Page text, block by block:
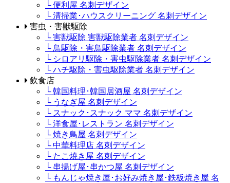
└ 便利屋 名刺デザイン
└ 清掃業･ハウスクリーニング 名刺デザイン
害虫・害獣駆除
└ 害獣駆除 害獣駆除業者 名刺デザイン
└ 鳥駆除・害鳥駆除業者 名刺デザイン
└ シロアリ駆除・害虫駆除業者 名刺デザイン
└ ハチ駆除・害虫駆除業者 名刺デザイン
飲食店
└ 韓国料理･韓国居酒屋 名刺デザイン
└ うなぎ屋 名刺デザイン
└ スナック･スナック ママ 名刺デザイン
└ 洋食屋･レストラン 名刺デザイン
└ 焼き鳥屋 名刺デザイン
└ 中華料理店 名刺デザイン
└ たこ焼き屋 名刺デザイン
└ 串揚げ屋･串かつ屋 名刺デザイン
└ もんじゃ焼き屋･お好み焼き屋･鉄板焼き屋 名